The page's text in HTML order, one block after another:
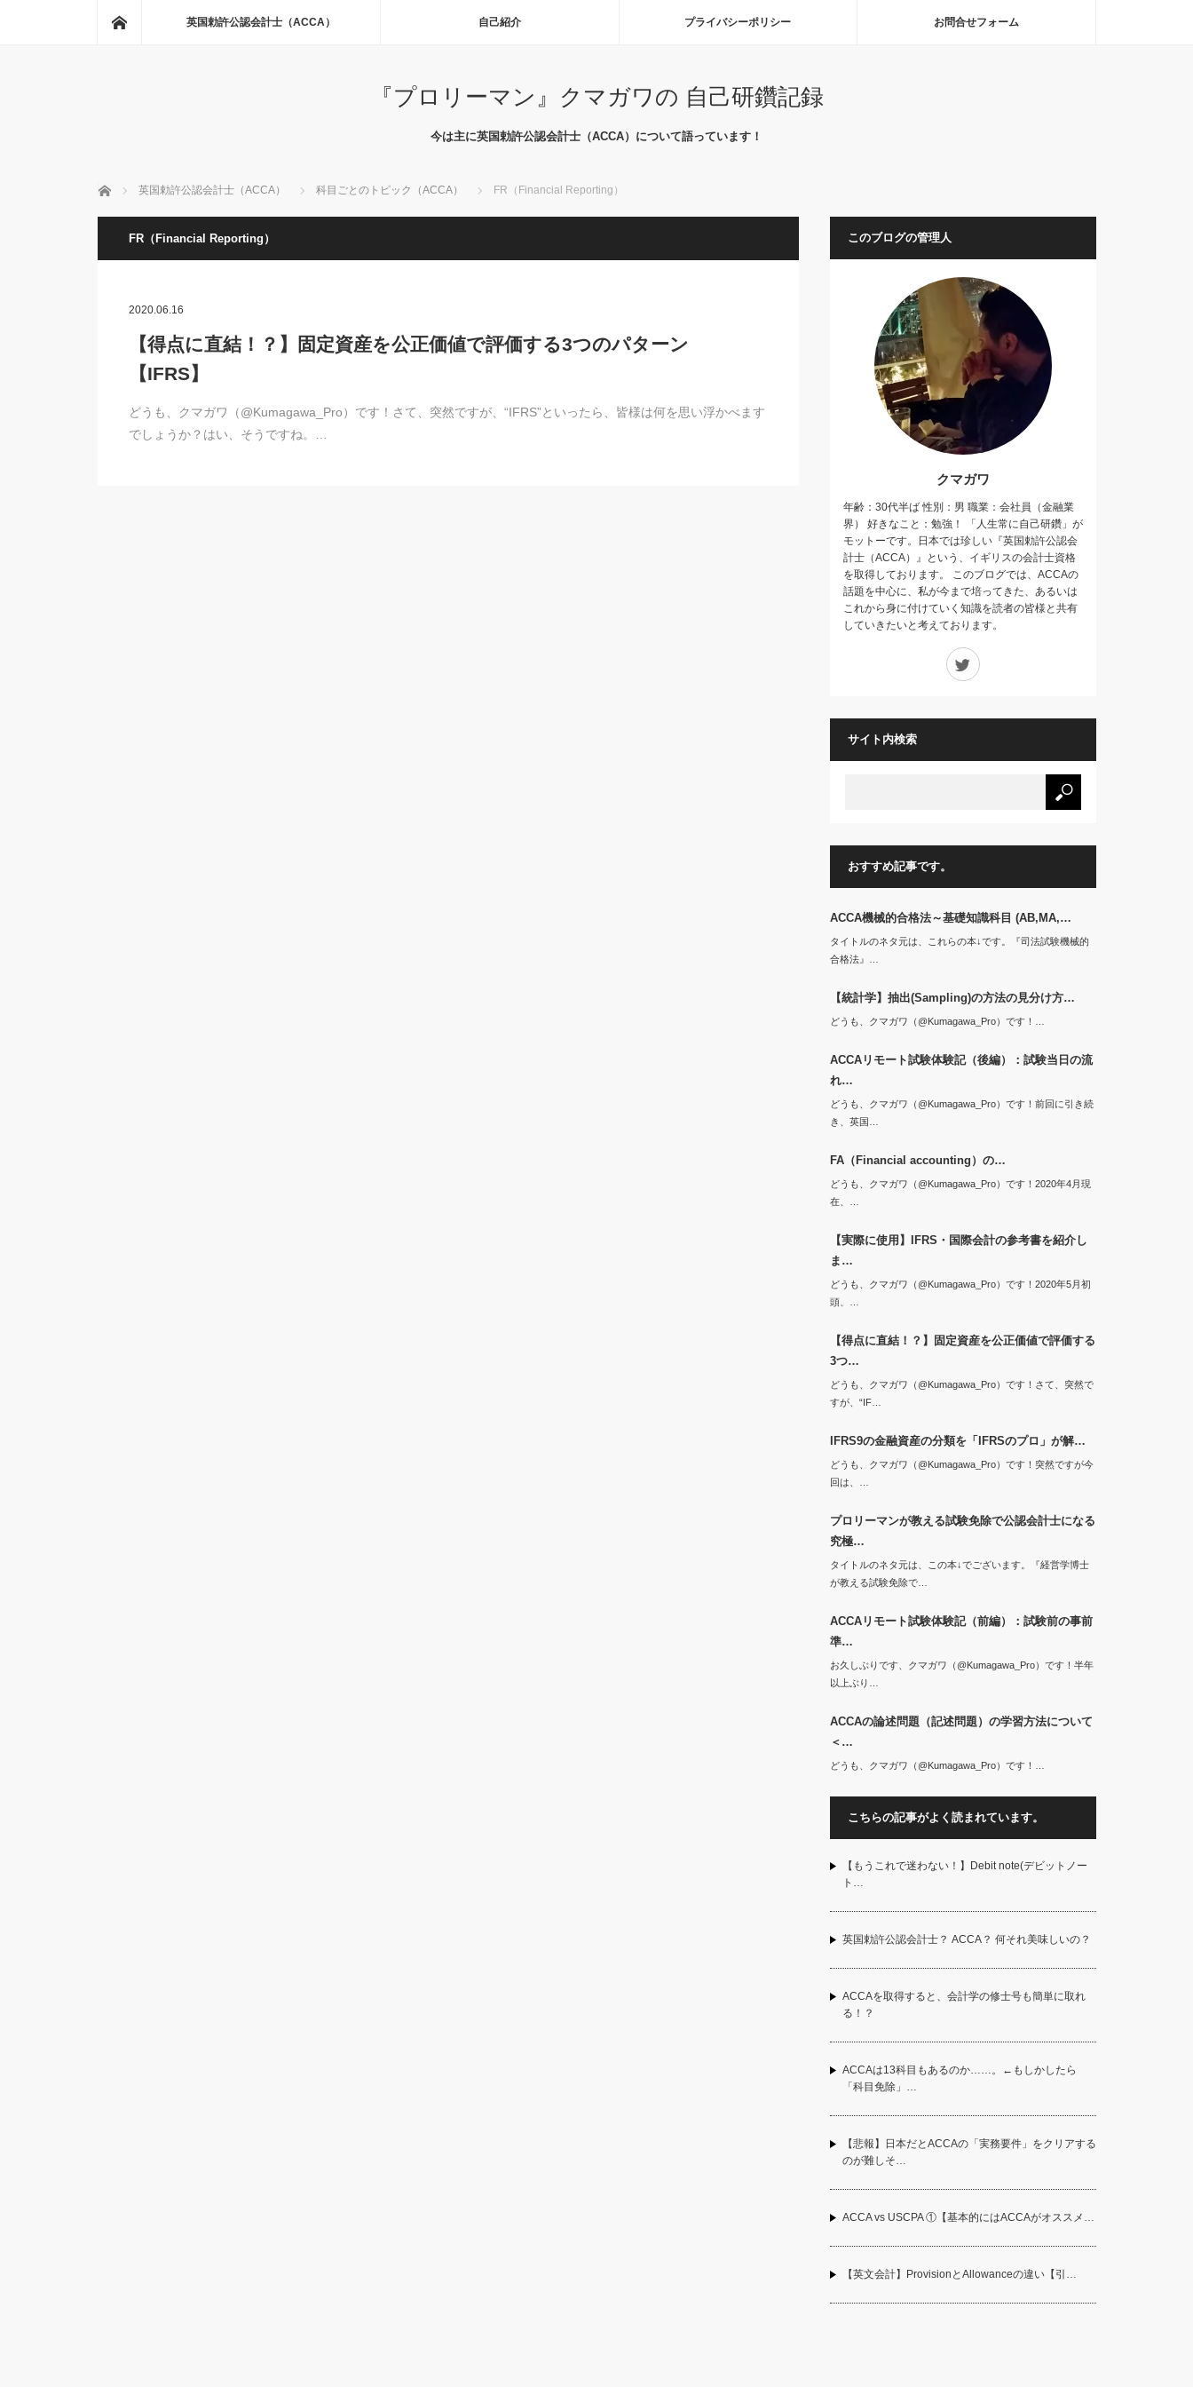
英国勅許公認会計士（ACCA） 自己紹介 プライバシーポリシー お問合せフォーム
『プロリーマン』クマガワの 自己研鑽記録
今は主に英国勅許公認会計士（ACCA）について語っています！
ホーム 英国勅許公認会計士（ACCA） 科目ごとのトピック（ACCA） FR（Financial Reporting）
FR（Financial Reporting）
2020.06.16
【得点に直結！？】固定資産を公正価値で評価する3つのパターン
【IFRS】
どうも、クマガワ（@Kumagawa_Pro）です！さて、突然ですが、“IFRS”といったら、皆様は何を思い浮かべます
でしょうか？はい、そうですね。…
このブログの管理人
クマガワ
年齢：30代半ば 性別：男 職業：会社員（金融業
界） 好きなこと：勉強！ 「人生常に自己研鑽」が
モットーです。日本では珍しい『英国勅許公認会
計士（ACCA）』という、イギリスの会計士資格
を取得しております。 このブログでは、ACCAの
話題を中心に、私が今まで培ってきた、あるいは
これから身に付けていく知識を読者の皆様と共有
していきたいと考えております。
サイト内検索
おすすめ記事です。
ACCA機械的合格法～基礎知識科目 (AB,MA,…
タイトルのネタ元は、これらの本↓です。『司法試験機械的
合格法』…
【統計学】抽出(Sampling)の方法の見分け方…
どうも、クマガワ（@Kumagawa_Pro）です！…
ACCAリモート試験体験記（後編）：試験当日の流
れ…
どうも、クマガワ（@Kumagawa_Pro）です！前回に引き続
き、英国…
FA（Financial accounting）の…
どうも、クマガワ（@Kumagawa_Pro）です！2020年4月現
在、…
【実際に使用】IFRS・国際会計の参考書を紹介し
ま…
どうも、クマガワ（@Kumagawa_Pro）です！2020年5月初
頭、…
【得点に直結！？】固定資産を公正価値で評価する
3つ…
どうも、クマガワ（@Kumagawa_Pro）です！さて、突然で
すが、“IF…
IFRS9の金融資産の分類を「IFRSのプロ」が解…
どうも、クマガワ（@Kumagawa_Pro）です！突然ですが今
回は、…
プロリーマンが教える試験免除で公認会計士になる
究極…
タイトルのネタ元は、この本↓でございます。『経営学博士
が教える試験免除で…
ACCAリモート試験体験記（前編）：試験前の事前
準…
お久しぶりです、クマガワ（@Kumagawa_Pro）です！半年
以上ぶり…
ACCAの論述問題（記述問題）の学習方法について
＜…
どうも、クマガワ（@Kumagawa_Pro）です！…
こちらの記事がよく読まれています。
【もうこれで迷わない！】Debit note(デビットノー
ト…
英国勅許公認会計士？ ACCA？ 何それ美味しいの？
ACCAを取得すると、会計学の修士号も簡単に取れ
る！？
ACCAは13科目もあるのか……。←もしかしたら
「科目免除」…
【悲報】日本だとACCAの「実務要件」をクリアする
のが難しそ…
ACCA vs USCPA ①【基本的にはACCAがオススメ…
【英文会計】ProvisionとAllowanceの違い【引…